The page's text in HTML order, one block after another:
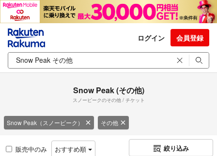
ログイン 会員登録
Snow Peak (その他)
スノーピークのその他 / チケット
Snow Peak（スノーピーク） その他
販売中のみ おすすめ順 絞り込み